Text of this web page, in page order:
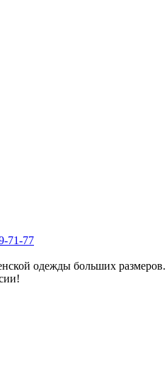
71-77
одежды больших размеров.